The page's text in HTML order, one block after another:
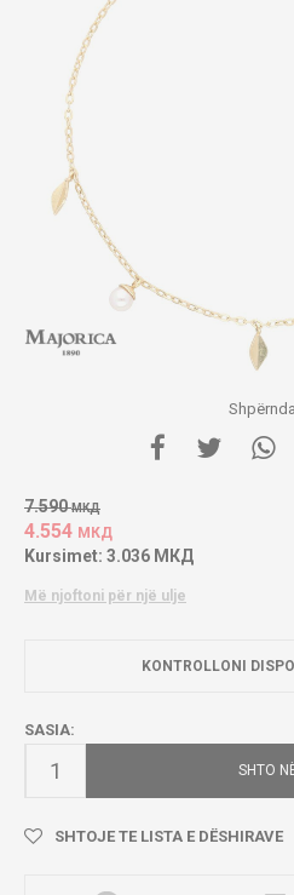
7.590 МКД
4.554 МКД
Kursimet: 3.036 МКД
Më njoftoni për një ulje
KONTROLLONI
SASIA:
SHTO
SHTOJE TE LISTA E DËSHIRAVE